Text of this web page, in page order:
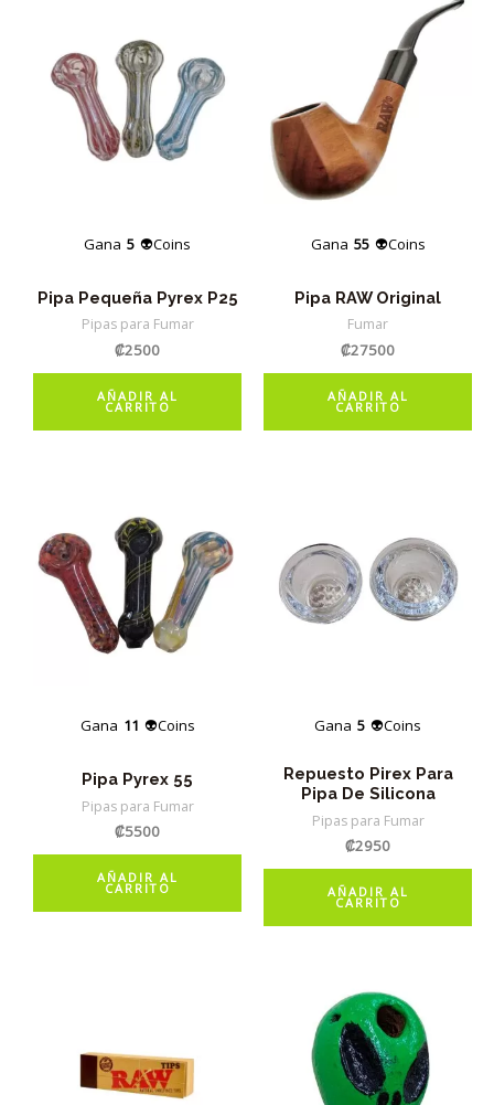
Gana 5 👽Coins
Pipa Pequeña Pyrex P25
Pipas para Fumar
₡2500
AÑADIR AL
CARRITO
Gana 55 👽Coins
Pipa RAW Original
Fumar
₡27500
AÑADIR AL
CARRITO
Gana 11 👽Coins
Pipa Pyrex 55
Pipas para Fumar
₡5500
AÑADIR AL
CARRITO
Gana 5 👽Coins
Repuesto Pirex Para
Pipa De Silicona
Pipas para Fumar
₡2950
AÑADIR AL
CARRITO